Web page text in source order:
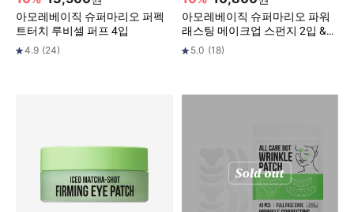
아모레베이직 슈퍼마리오 퍼펙
트터치 루비셀 퍼프 4입
4.9 (24)
아모레베이직 슈퍼마리오 파워
래스팅 메이크업 스펀지 2입 &
파우치
5.0 (18)